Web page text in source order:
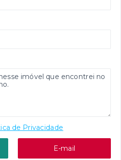
de Privacidade
E-mail